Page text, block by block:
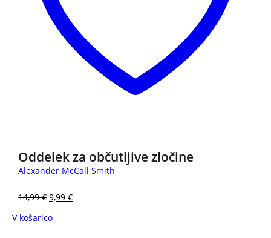
Oddelek za občutljive zločine
Alexander McCall Smith
14,99€ 9,99 €
V košarico